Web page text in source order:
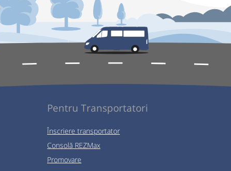
Pentru Transportatori
Înscriere transportator
Consolă REZMax
Promovare